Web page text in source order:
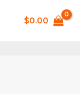
$0.00